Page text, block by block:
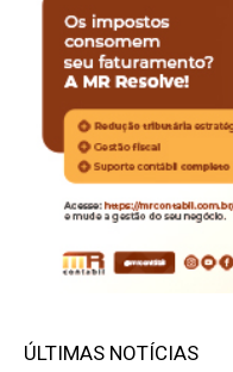
ÚLTIMAS NOTÍCIAS